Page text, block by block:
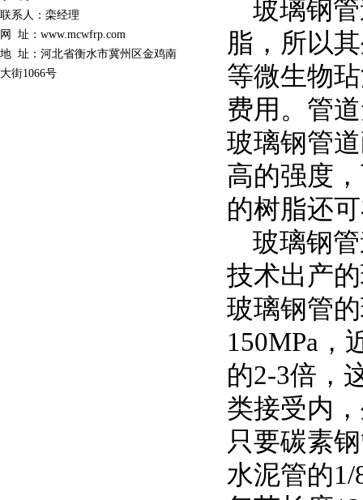
联系人：栾经理
网 址： www.mcwfrp.com
地 址：河北省衡水市冀州区金鸡南
大街1066号
玻璃钢管
脂，所以
等微生物
费用。管
玻璃钢管
高的强度
的树脂还
玻璃钢管
技术出产
玻璃钢管
150MPa，
的2-3倍，
类接受内
只要碳素
水泥管的